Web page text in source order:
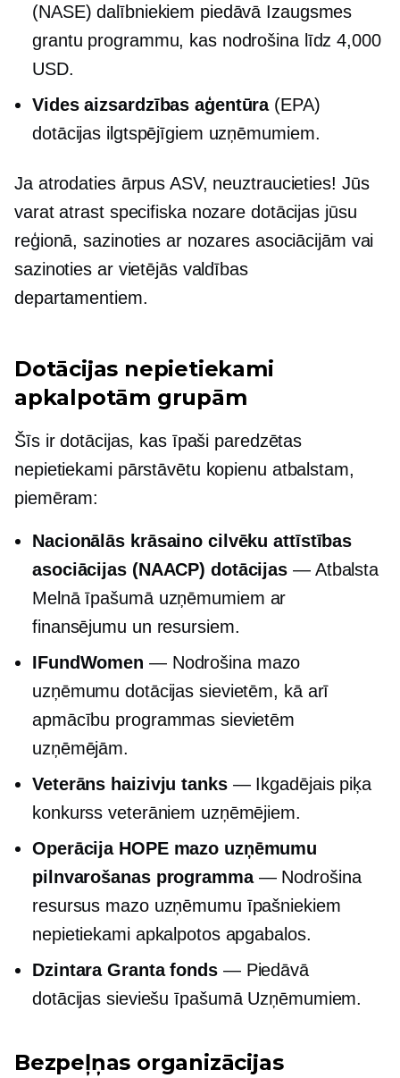
(NASE) dalībniekiem piedāvā Izaugsmes
grantu programmu, kas nodrošina līdz 4,000
USD.
Vides aizsardzības aģentūra(EPA)
dotācijas ilgtspējīgiem uzņēmumiem.
Ja atrodaties ārpus ASV, neuztraucieties! Jūs
varat atrast specifiska nozare dotācijas jūsu
reģionā, sazinoties ar nozares asociācijām vai
sazinoties ar vietējās valdības
departamentiem.
Dotācijas nepietiekami
apkalpotām grupām
Šīs ir dotācijas, kas īpaši paredzētas
nepietiekami pārstāvētu kopienu atbalstam,
piemēram:
Nacionālās krāsaino cilvēku attīstības
asociācijas (NAACP) dotācijas — Atbalsta
Melnā īpašumāuzņēmumiem ar
finansējumu un resursiem.
IFundWomen — Nodrošina mazo
uzņēmumu dotācijas sievietēm, kā arī
apmācību programmas sievietēm
uzņēmējām.
Veterāns haizivju tanks— Ikgadējais piķa
konkurss veterāniem uzņēmējiem.
Operācija HOPE mazo uzņēmumu
pilnvarošanas programma— Nodrošina
resursus mazo uzņēmumu īpašniekiem
nepietiekami apkalpotos apgabalos.
Dzintara Granta fonds— Piedāvā
dotācijassieviešu īpašumāUzņēmumiem.
Bezpeļņas organizācijas